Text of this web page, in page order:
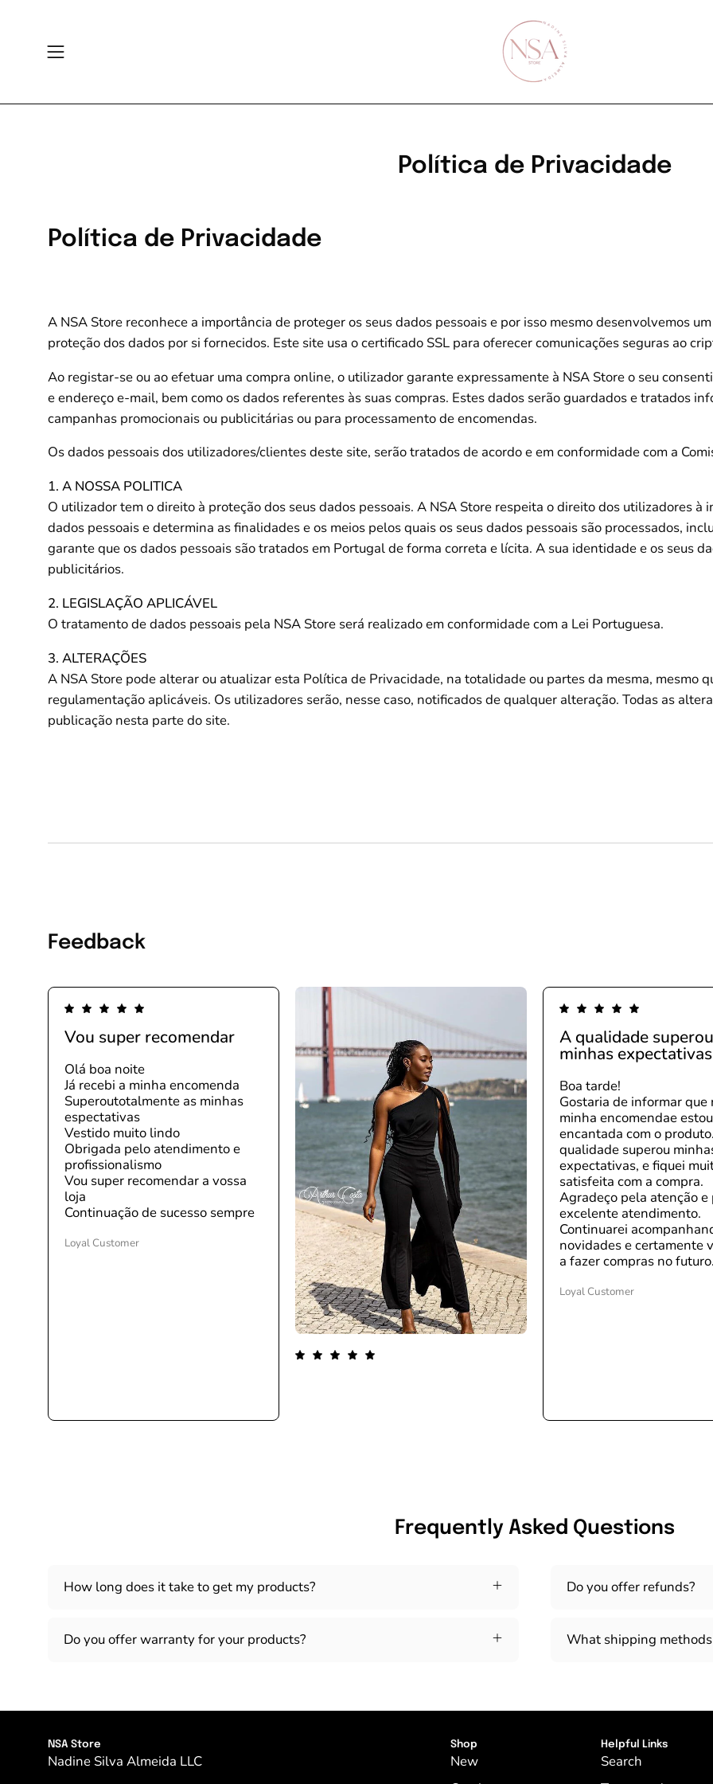
Open
menu
Política de Privacidade
Política de Privacidade
A NSA Store reconhece a importância de proteger os seus dados pessoais e por isso mesmo desenvolvemos
proteção dos dados por si fornecidos. Este site usa o certificado SSL para oferecer comunicações seguras ao
Ao registar-se ou ao efetuar uma compra online, o utilizador garante expressamente à NSA Store o seu
e endereço e-mail, bem como os dados referentes às suas compras. Estes dados serão guardados e tratados
campanhas promocionais ou publicitárias ou para processamento de encomendas.
Os dados pessoais dos utilizadores/clientes deste site, serão tratados de acordo e em conformidade com a
1. A NOSSA POLITICA
O utilizador tem o direito à proteção dos seus dados pessoais. A NSA Store respeita o direito dos utilizadores
dados pessoais e determina as finalidades e os meios pelos quais os seus dados pessoais são processados,
garante que os dados pessoais são tratados em Portugal de forma correta e lícita. A sua identidade e os seus
publicitários.
2. LEGISLAÇÃO APLICÁVEL
O tratamento de dados pessoais pela NSA Store será realizado em conformidade com a Lei Portuguesa.
3. ALTERAÇÕES
A NSA Store pode alterar ou atualizar esta Política de Privacidade, na totalidade ou partes da mesma, mesmo
regulamentação aplicáveis. Os utilizadores serão, nesse caso, notificados de qualquer alteração. Todas as
publicação nesta parte do site.
Feedback
Vou super recomendar
Olá boa noite
Já recebi a minha encomenda
Superoutotalmente as minhas
espectativas
Vestido muito lindo
Obrigada pelo atendimento e
profissionalismo
Vou super recomendar a vossa
loja
Continuação de sucesso sempre
Loyal Customer
A qualidade superou
minhas expectativas
Boa tarde!
Gostaria de informar que
minha encomendae estou
encantada com o
qualidade superou
expectativas, e fiquei
satisfeita com a compra.
Agradeço pela atenção e
excelente atendimento.
Continuarei
novidades e certamente
a fazer compras no futuro.
Loyal Customer
Frequently Asked Questions
How long does it take to get my products?
Do you offer warranty for your products?
Do you offer refunds?
What shipping
NSA Store
Nadine Silva Almeida LLC
Shop
New
Helpful Links
Search